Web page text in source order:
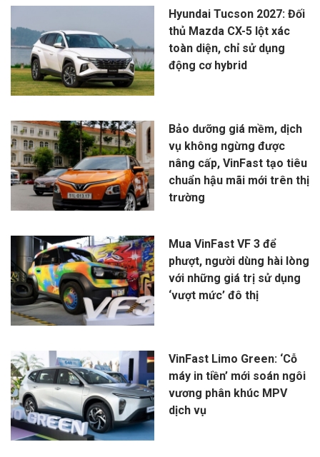
Hyundai Tucson 2027: Đối
thủ Mazda CX-5 lột xác
toàn diện, chỉ sử dụng
động cơ hybrid
Bảo dưỡng giá mềm, dịch
vụ không ngừng được
nâng cấp, VinFast tạo tiêu
chuẩn hậu mãi mới trên thị
trường
Mua VinFast VF 3 để
phượt, người dùng hài lòng
với những giá trị sử dụng
‘vượt mức’ đô thị
VinFast Limo Green: ‘Cỗ
máy in tiền’ mới soán ngôi
vương phân khúc MPV
dịch vụ